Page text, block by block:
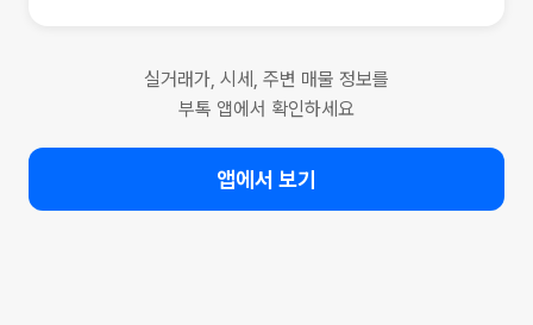
실거래가, 시세, 주변 매물 정보를
부톡 앱에서 확인하세요
앱에서 보기